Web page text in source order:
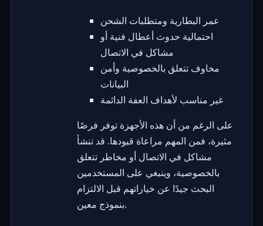
عمر البطارية ومتطلبات الشحن
احتمالية حدوث أعطال فنية أو
مشاكل في الاتصال
مخاوف تتعلق بالخصوصية وأمن
البيانات
غير مناسب لأهداف العفة الدائمة
على الرغم من أن هذه الأجهزة توفر فرصًا
مثيرة، فمن المهم مراعاة قيودها. قد تنشأ
مشاكل في الاتصال أو مخاطر تتعلق
بالخصوصية، وينبغي على المستخدمين
البحث جيدًا عن خياراتهم قبل الالتزام
بنموذج معين.